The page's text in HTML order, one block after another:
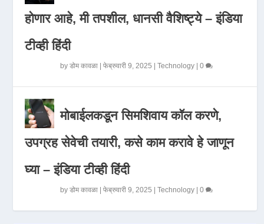
होणार आहे, मी तपशील, धानसी वैशिष्ट्ये – इंडिया
टीव्ही हिंदी
byडोम कावळा |फेब्रुवारी 9, 2025 |Technology |0
मोबाईलकडून सिमशिवाय कॉल करणे,
उपग्रह सेवेची तयारी, कसे काम करावे हे जाणून
घ्या – इंडिया टीव्ही हिंदी
byडोम कावळा |फेब्रुवारी 9, 2025 |Technology |0